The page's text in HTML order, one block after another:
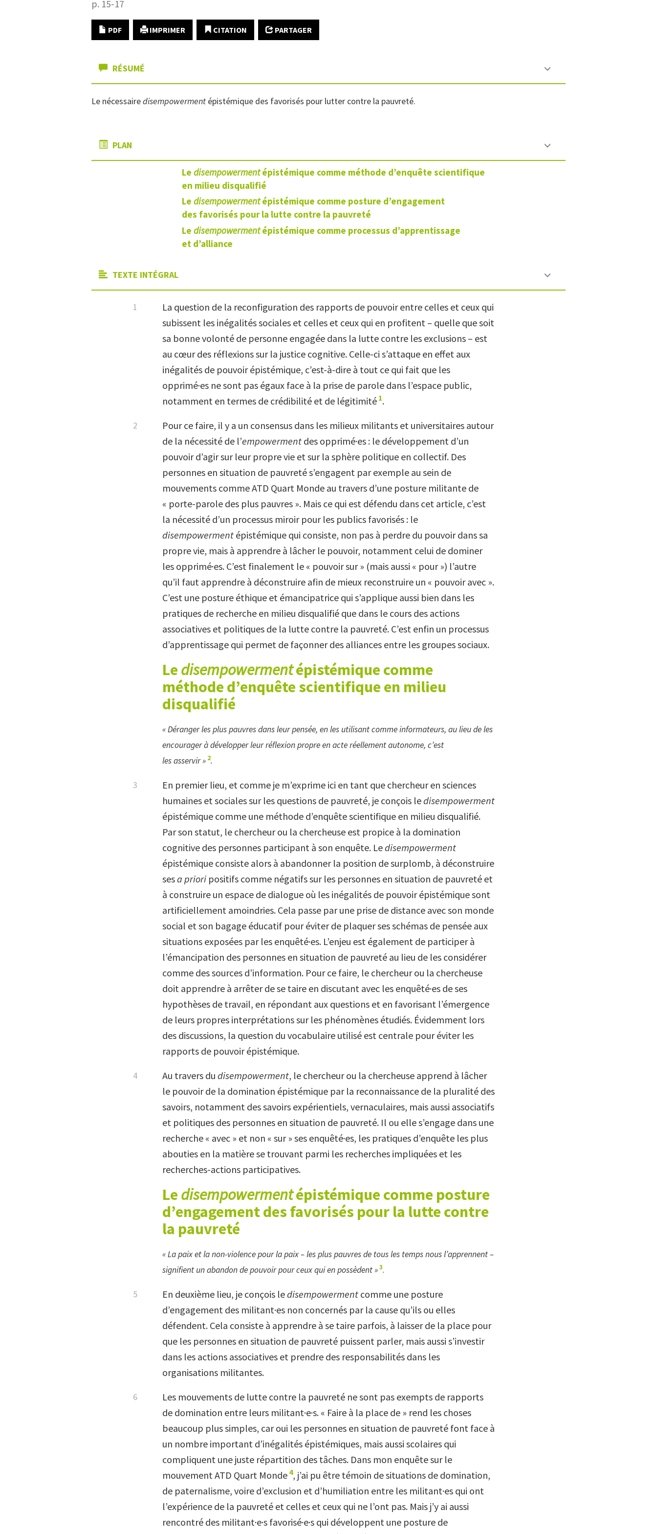
p. 15-17
PDF IMPRIMER CITATION PARTAGER
RÉSUMÉ
Le nécessairedisempowerment épistémique des favorisés pour lutter contre la pauvreté.
PLAN
Le disempowermentépistémique comme méthode d’enquête scientifique
en milieu disqualifié
Le disempowermentépistémique comme posture d’engagement
des favorisés pour la lutte contre la pauvreté
Le disempowermentépistémique comme processus d’apprentissage
et d’alliance
TEXTE INTÉGRAL
La question de la reconfiguration des rapports de pouvoir entre celles et ceux qui
subissent les inégalités sociales et celles et ceux qui en profitent – quelle que soit
sa bonne volonté de personne engagée dans la lutte contre les exclusions – est
au cœur des réflexions sur la justice cognitive. Celle-ci s’attaque en effet aux
inégalités de pouvoir épistémique, c’est-à-dire à tout ce qui fait que les
opprimé·es ne sont pas égaux face à la prise de parole dans l’espace public,
notamment en termes de crédibilité et de légitimité 1.
Pour ce faire, il y a un consensus dans les milieux militants et universitaires autour
de la nécessité de l’empowerment des opprimé·es : le développement d’un
pouvoir d’agir sur leur propre vie et sur la sphère politique en collectif. Des
personnes en situation de pauvreté s’engagent par exemple au sein de
mouvements comme ATD Quart Monde au travers d’une posture militante de
« porte-parole des plus pauvres ». Mais ce qui est défendu dans cet article, c’est
la nécessité d’un processus miroir pour les publics favorisés : le
disempowerment épistémique qui consiste, non pas à perdre du pouvoir dans sa
propre vie, mais à apprendre à lâcher le pouvoir, notamment celui de dominer
les opprimé·es. C’est finalement le « pouvoir sur » (mais aussi « pour ») l’autre
qu’il faut apprendre à déconstruire afin de mieux reconstruire un « pouvoir avec ».
C’est une posture éthique et émancipatrice qui s’applique aussi bien dans les
pratiques de recherche en milieu disqualifié que dans le cours des actions
associatives et politiques de la lutte contre la pauvreté. C’est enfin un processus
d’apprentissage qui permet de façonner des alliances entre les groupes sociaux.
Le disempowermentépistémique comme
méthode d’enquête scientifique en milieu
disqualifié
« Déranger les plus pauvres dans leur pensée, en les utilisant comme informateurs, au lieu de les
encourager à développer leur réflexion propre en acte réellement autonome, c’est
lesasservir » 2.
En premier lieu, et comme je m’exprime ici en tant que chercheur en sciences
humaines et sociales sur les questions de pauvreté, je conçois ledisempowerment
épistémique comme une méthode d’enquête scientifique en milieu disqualifié.
Par son statut, le chercheur ou la chercheuse est propice à la domination
cognitive des personnes participant à son enquête. Ledisempowerment
épistémique consiste alors à abandonner la position de surplomb, à déconstruire
sesa priori positifs comme négatifs sur les personnes en situation de pauvreté et
à construire un espace de dialogue où les inégalités de pouvoir épistémique sont
artificiellement amoindries. Cela passe par une prise de distance avec son monde
social et son bagage éducatif pour éviter de plaquer ses schémas de pensée aux
situations exposées par les enquêté·es. L’enjeu est également de participer à
l’émancipation des personnes en situation de pauvreté au lieu de les considérer
comme des sources d’information. Pour ce faire, le chercheur ou la chercheuse
doit apprendre à arrêter de se taire en discutant avec les enquêté·es de ses
hypothèses de travail, en répondant aux questions et en favorisant l’émergence
de leurs propres interprétations sur les phénomènes étudiés. Évidemment lors
des discussions, la question du vocabulaire utilisé est centrale pour éviter les
rapports de pouvoir épistémique.
Au travers du disempowerment, le chercheur ou la chercheuse apprend à lâcher
le pouvoir de la domination épistémique par la reconnaissance de la pluralité des
savoirs, notamment des savoirs expérientiels, vernaculaires, mais aussi associatifs
et politiques des personnes en situation de pauvreté. Il ou elle s’engage dans une
recherche « avec » et non « sur » ses enquêté·es, les pratiques d’enquête les plus
abouties en la matière se trouvant parmi les recherches impliquées et les
recherches-actions participatives.
Le disempowermentépistémique comme posture
d’engagement des favorisés pour la lutte contre
la pauvreté
« La paix et la non-violence pour la paix – les plus pauvres de tous les temps nous l’apprennent –
signifient un abandon de pouvoir pour ceux qui en possèdent »3.
En deuxième lieu, je conçois ledisempowerment comme une posture
d’engagement des militant·es non concernés par la cause qu’ils ou elles
défendent. Cela consiste à apprendre à se taire parfois, à laisser de la place pour
que les personnes en situation de pauvreté puissent parler, mais aussi s’investir
dans les actions associatives et prendre des responsabilités dans les
organisations militantes.
Les mouvements de lutte contre la pauvreté ne sont pas exempts de rapports
de domination entre leurs militant·e·s. « Faire à la place de » rend les choses
beaucoup plus simples, car oui les personnes en situation de pauvreté font face à
un nombre important d’inégalités épistémiques, mais aussi scolaires qui
compliquent une juste répartition des tâches. Dans mon enquête sur le
mouvement ATD Quart Monde 4, j’ai pu être témoin de situations de domination,
de paternalisme, voire d’exclusion et d’humiliation entre les militant·es qui ont
l’expérience de la pauvreté et celles et ceux qui ne l’ont pas. Mais j’y ai aussi
rencontré des militant·e·s favorisé·e·s qui développent une posture de